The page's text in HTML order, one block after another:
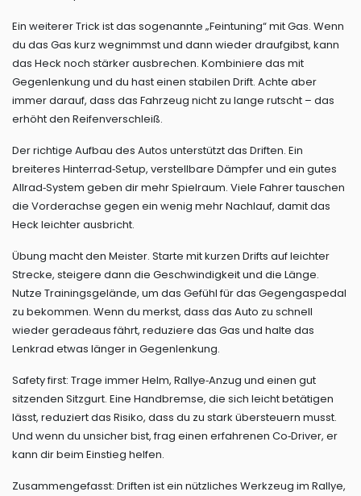
Ein weiterer Trick ist das sogenannte „Feintuning“ mit Gas. Wenn
du das Gas kurz wegnimmst und dann wieder draufgibst, kann
das Heck noch stärker ausbrechen. Kombiniere das mit
Gegenlenkung und du hast einen stabilen Drift. Achte aber
immer darauf, dass das Fahrzeug nicht zu lange rutscht – das
erhöht den Reifenverschleiß.
Der richtige Aufbau des Autos unterstützt das Driften. Ein
breiteres Hinterrad‑Setup, verstellbare Dämpfer und ein gutes
Allrad‑System geben dir mehr Spielraum. Viele Fahrer tauschen
die Vorderachse gegen ein wenig mehr Nachlauf, damit das
Heck leichter ausbricht.
Übung macht den Meister. Starte mit kurzen Drifts auf leichter
Strecke, steigere dann die Geschwindigkeit und die Länge.
Nutze Trainingsgelände, um das Gefühl für das Gegengaspedal
zu bekommen. Wenn du merkst, dass das Auto zu schnell
wieder geradeaus fährt, reduziere das Gas und halte das
Lenkrad etwas länger in Gegenlenkung.
Safety first: Trage immer Helm, Rallye‑Anzug und einen gut
sitzenden Sitzgurt. Eine Handbremse, die sich leicht betätigen
lässt, reduziert das Risiko, dass du zu stark übersteuern musst.
Und wenn du unsicher bist, frag einen erfahrenen Co‑Driver, er
kann dir beim Einstieg helfen.
Zusammengefasst: Driften ist ein nützliches Werkzeug im Rallye,